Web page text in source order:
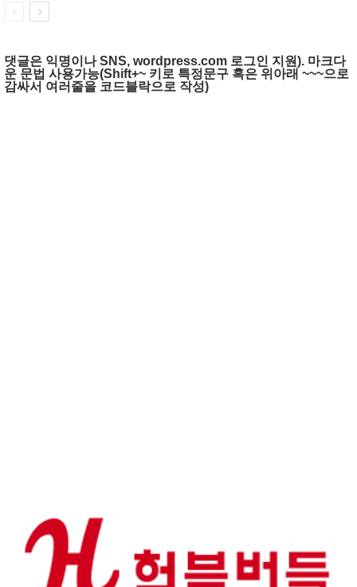
댓글은 익명이나 SNS, wordpress.com 로그인 지원). 마크다
운 문법 사용가능(Shift+~ 키로 특정문구 혹은 위아래 ~~~으로
감싸서 여러줄을 코드블락으로 작성)